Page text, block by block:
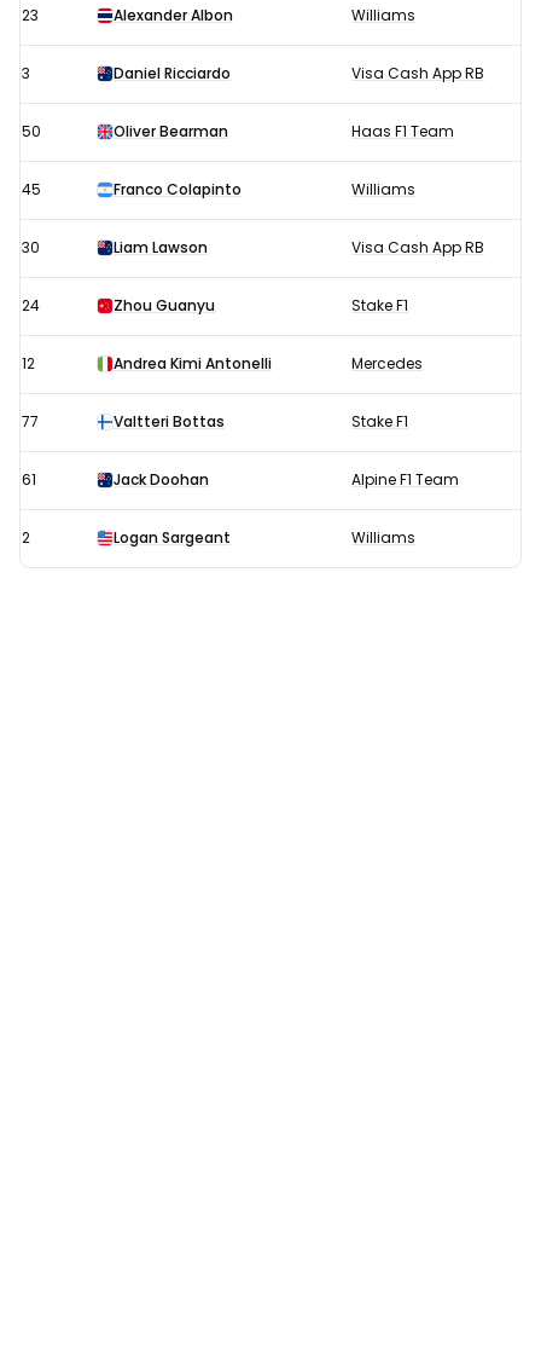
23 Alexander Albon Williams
3 Daniel Ricciardo Visa Cash App RB
50 Oliver Bearman Haas F1 Team
45 Franco Colapinto Williams
30 Liam Lawson Visa Cash App RB
24 Zhou Guanyu Stake F1
12 Andrea Kimi Antonelli Mercedes
77 Valtteri Bottas Stake F1
61 Jack Doohan Alpine F1 Team
2 Logan Sargeant Williams